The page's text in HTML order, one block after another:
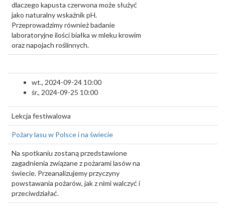
dlaczego kapusta czerwona może służyć
jako naturalny wskaźnik pH.
Przeprowadzimy również badanie
laboratoryjne ilości białka w mleku krowim
oraz napojach roślinnych.
wt., 2024-09-24 10:00
śr., 2024-09-25 10:00
Lekcja festiwalowa
Pożary lasu w Polsce i na świecie
Na spotkaniu zostaną przedstawione
zagadnienia związane z pożarami lasów na
świecie. Przeanalizujemy przyczyny
powstawania pożarów, jak z nimi walczyć i
przeciwdziałać.